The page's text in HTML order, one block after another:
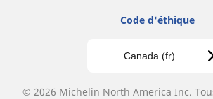
Code d'éthique
Canada (fr)
© 2026 Michelin North America Inc.